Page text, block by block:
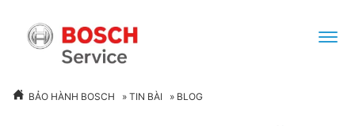
BẢO HÀNH BOSCH » TIN BÀI » BLOG